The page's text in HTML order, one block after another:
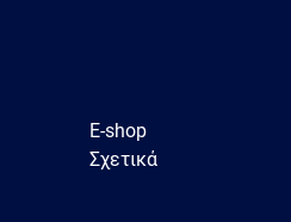
E-shop
Σχετικά